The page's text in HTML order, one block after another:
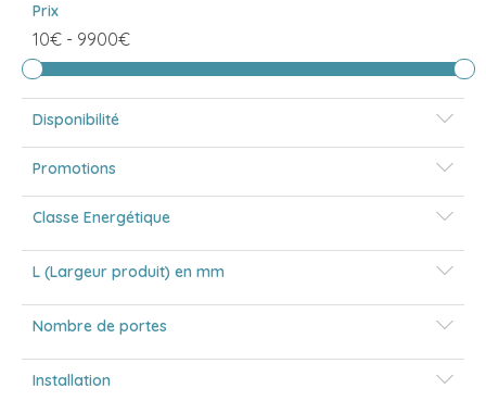
Prix
10€ - 9900€
Disponibilité
Promotions
Classe Energétique
L (Largeur produit) en mm
Nombre de portes
Installation